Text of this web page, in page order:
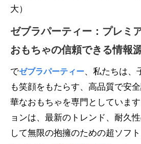
大）
ゼブラパーティー：プレミ
おもちゃの信頼できる情報
でゼブラパーティー、私たちは、
も笑顔をもたらす、高品質で安
華なおもちゃを専門としていま
ョンは、最新のトレンド、耐久
して無限の抱擁のための超ソフ